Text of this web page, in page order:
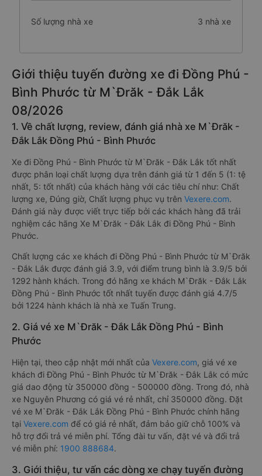
Số lượng nhà xe 3 nhà xe
Giới thiệu tuyến đường xe đi Đồng Phú -
Bình Phước từ M`Đrăk - Đắk Lắk
08/2026
1. Về chất lượng, review, đánh giá nhà xe M`Đrăk -
Đắk Lắk Đồng Phú - Bình Phước
Xe đi Đồng Phú - Bình Phước từ M`Đrăk - Đắk Lắk tốt nhất
được phân loại chất lượng dựa trên đánh giá từ 1 đến 5 (1: tệ
nhất, 5: tốt nhất) của khách hàng với các tiêu chí như: Chất
lượng xe, Đúng giờ, Chất lượng phục vụ trên Vexere.com.
Đánh giá này được viết trực tiếp bởi các khách hàng đã trải
nghiệm các hãng Xe M`Đrăk - Đắk Lắk đi Đồng Phú - Bình
Phước.
Chất lượng các xe khách đi Đồng Phú - Bình Phước từ M`Đrăk
- Đắk Lắk được đánh giá 3.9, với điểm trung bình là 3.9/5 bởi
1292 hành khách. Trong đó hãng xe khách M`Đrăk - Đắk Lắk
Đồng Phú - Bình Phước tốt nhất tuyến được đánh giá 4.7/5
bởi 1224 hành khách là nhà xe Tuấn Trung.
2. Giá vé xe M`Đrăk - Đắk Lắk Đồng Phú - Bình
Phước
Hiện tại, theo cập nhật mới nhất của Vexere.com, giá vé xe
khách đi Đồng Phú - Bình Phước từ M`Đrăk - Đắk Lắk có mức
giá dao động từ 350000 đồng - 500000 đồng. Trong đó, nhà
xe Nguyên Phương có giá vé rẻ nhất, chỉ 350000 đồng. Đặt
vé xe M`Đrăk - Đắk Lắk Đồng Phú - Bình Phước chính hãng
tại Vexere.com để có giá rẻ nhất, đảm bảo giữ chỗ 100% và
hỗ trợ đổi trả vé miễn phí. Tổng đài tư vấn, đặt vé và đổi trả
vé miễn phí: 1900 888684.
3. Giới thiệu, tư vấn các dòng xe chạy tuyến đường